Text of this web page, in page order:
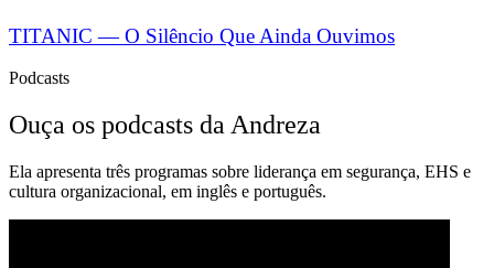
TITANIC — O Silêncio Que Ainda Ouvimos
Podcasts
Ouça os podcasts da Andreza
Ela apresenta três programas sobre liderança em segurança, EHS e
cultura organizacional, em inglês e português.